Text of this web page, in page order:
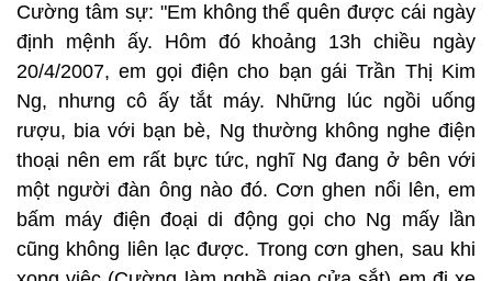
Cường tâm sự: "Em không thể quên được cái ngày
định mệnh ấy. Hôm đó khoảng 13h chiều ngày
20/4/2007, em gọi điện cho bạn gái Trần Thị Kim
Ng, nhưng cô ấy tắt máy. Những lúc ngồi uống
rượu, bia với bạn bè, Ng thường không nghe điện
thoại nên em rất bực tức, nghĩ Ng đang ở bên với
một người đàn ông nào đó. Cơn ghen nổi lên, em
bấm máy điện đoại di động gọi cho Ng mấy lần
cũng không liên lạc được. Trong cơn ghen, sau khi